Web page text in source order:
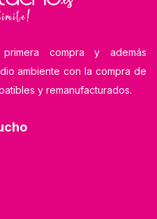
compra y además
ambiente con la compra de
y remanufacturados.